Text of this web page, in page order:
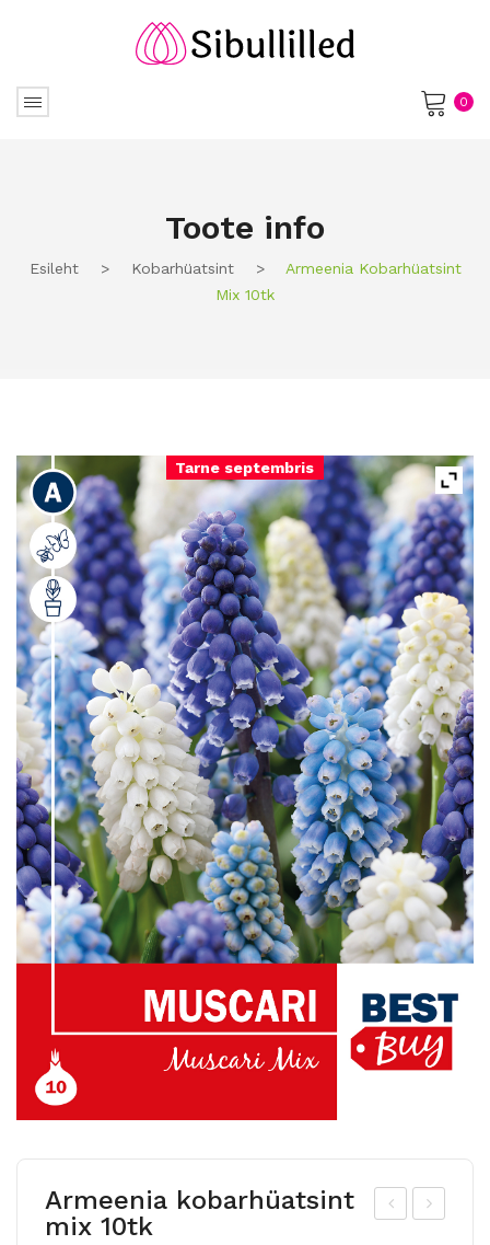
0
Toote info
Esileht > Kobarhüatsint >
Armeenia Kobarhüatsint
Mix 10tk
Tarne septembris
Armeenia kobarhüatsint
mix 10tk